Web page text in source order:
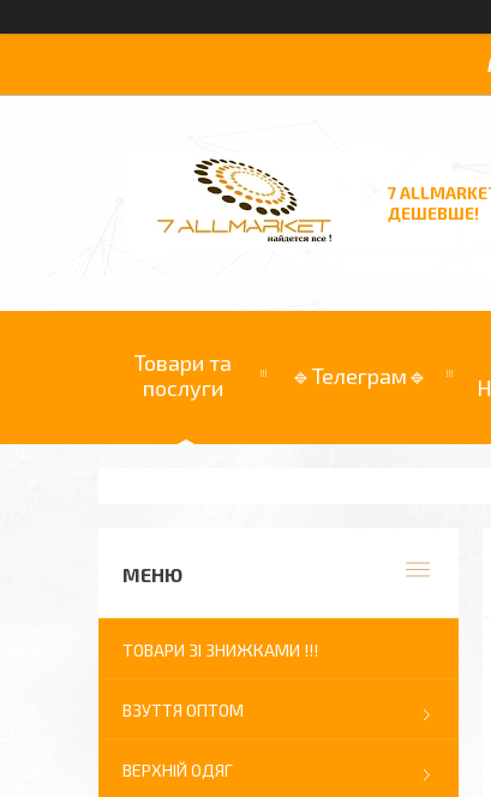
7
ДЕШЕВШЕ!
Товари та
послуги
🔹Телеграм🔹
ТОВАРИ ЗІ ЗНИЖКАМИ !!!
ВЗУТТЯ ОПТОМ
ВЕРХНІЙ ОДЯГ